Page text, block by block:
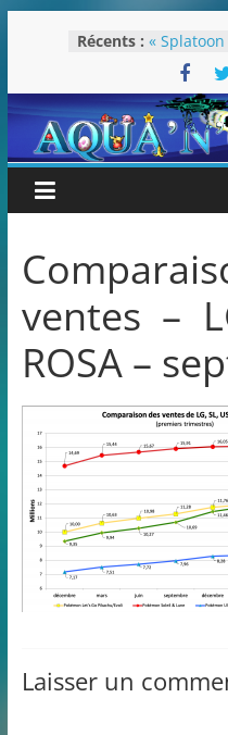
Récents : «
« Dans
Potter »
Pokémon
révolution
Attentes
ventes –
ROSA –
Laisser un